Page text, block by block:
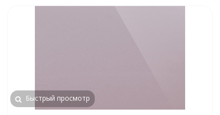
Быстрый просмотр